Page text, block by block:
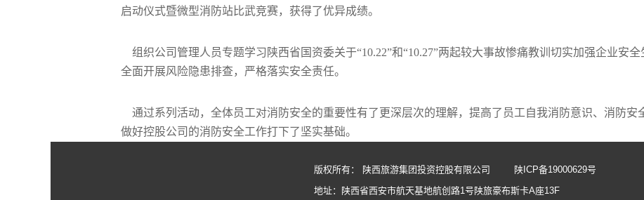
启动仪式暨微型消防站比武竞赛，获得了优异成绩。
组织公司管理人员专题学习陕西省国资委关于“10.22”和“10.27”两起较大事故惨痛教训切实加强企业安
全面开展风险隐患排查，严格落实安全责任。
通过系列活动，全体员工对消防安全的重要性有了更深层次的理解，提高了员工自我消防意识、消防安
做好控股公司的消防安全工作打下了坚实基础。
版权所有： 陕西旅游集团投资控股有限公司
陕ICP备19000629号
地址：陕西省西安市航天基地航创路1号陕旅豪布斯卡A座13F